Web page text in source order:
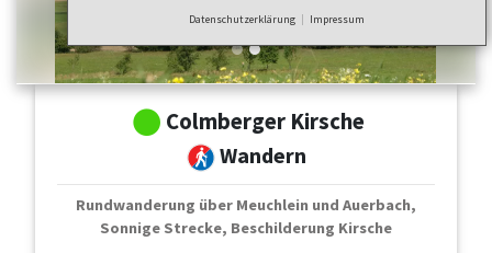
Datenschutzerklärung Impressum
Colmberger Kirsche
Wandern
Rundwanderung über Meuchlein und Auerbach,
Sonnige Strecke, Beschilderung Kirsche